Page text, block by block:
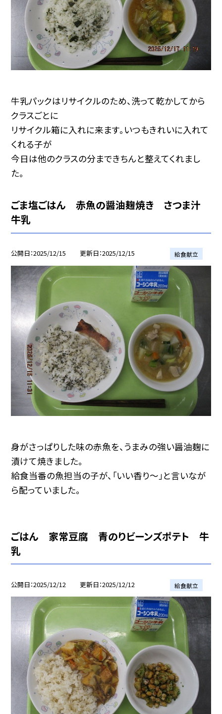
牛乳パックはリサイクルのため、洗って乾かしてから
クラスごとに
リサイクル箱に入れに来ます。いつもきれいに入れて
くれる子が
今日は他のクラスの分まできちんと整えてくれまし
た。
ごま塩ごはん 赤魚の醤油麹焼き さつま汁
牛乳
公開日 2025/12/15 更新日 2025/12/15 給食献立
身がさっぱりした味の赤魚を、うまみの強い醤油麹に
漬けて焼きました。
給食当番の魚担当の子が、「いい香り～」と言いなが
ら配っていました。
ごはん 家常豆腐 青のりビーンズポテト 牛
乳
公開日 2025/12/12 更新日 2025/12/12 給食献立